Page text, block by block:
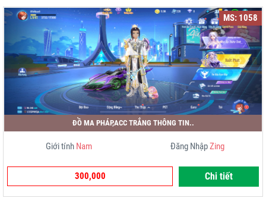
MS: 1058
ĐỒ MA PHÁP,ACC TRẮNG THÔNG TIN..
Giới tính Nam Đăng NhậpZing
300,000 Chi tiết